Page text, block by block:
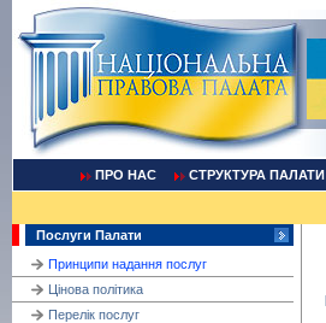
ПРО НАС СТРУКТУРА ПАЛАТИ
Послуги Палати
Принципи надання послуг
Цінова політика
Перелік послуг